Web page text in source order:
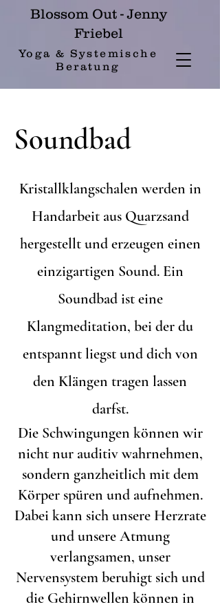
Blossom Out - Jenny
Friebel
Yoga & Systemische
Beratung
Soundbad
Kristallklangschalen werden in
Handarbeit aus Quarzsand
hergestellt und erzeugen einen
einzigartigen Sound. Ein
Soundbad ist eine
Klangmeditation, bei der du
entspannt liegst und dich von
den Klängen tragen lassen
darfst.
Die Schwingungen können wir
nicht nur auditiv wahrnehmen,
sondern ganzheitlich mit dem
Körper spüren und aufnehmen.
Dabei kann sich unsere Herzrate
und unsere Atmung
verlangsamen, unser
Nervensystem beruhigt sich und
die Gehirnwellen können in